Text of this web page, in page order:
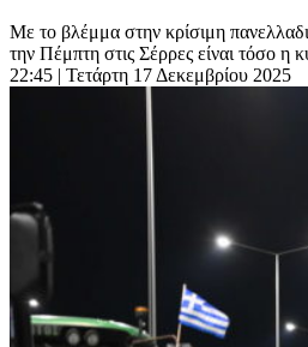
Με το βλέμμα στην κρίσιμη
την Πέμπτη στις Σέρρες είναι τόσο η
22:45 | Τετάρτη 17 Δεκεμβρίου 2025